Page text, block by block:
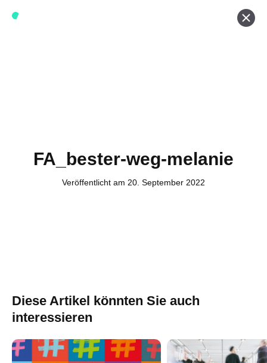
FA_bester-weg-melanie
Veröffentlicht am 20. September 2022
Diese Artikel könnten Sie auch
interessieren
HN – Gymnasiumstraße 35
74072 Heilbronn